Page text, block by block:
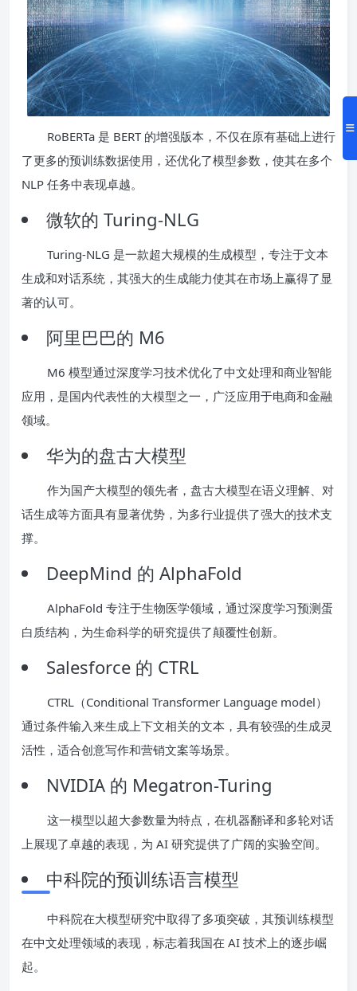
RoBERTa 是 BERT 的增强版本，不仅在原有基础上进行
了更多的预训练数据使用，还优化了模型参数，使其在多个
NLP 任务中表现卓越。
微软的 Turing-NLG
Turing-NLG 是一款超大规模的生成模型，专注于文本
生成和对话系统，其强大的生成能力使其在市场上赢得了显
著的认可。
阿里巴巴的 M6
M6 模型通过深度学习技术优化了中文处理和商业智能
应用，是国内代表性的大模型之一，广泛应用于电商和金融
领域。
华为的盘古大模型
作为国产大模型的领先者，盘古大模型在语义理解、对
话生成等方面具有显著优势，为多行业提供了强大的技术支
撑。
DeepMind 的 AlphaFold
AlphaFold 专注于生物医学领域，通过深度学习预测蛋
白质结构，为生命科学的研究提供了颠覆性创新。
Salesforce 的 CTRL
CTRL（Conditional Transformer Language model）
通过条件输入来生成上下文相关的文本，具有较强的生成灵
活性，适合创意写作和营销文案等场景。
NVIDIA 的 Megatron-Turing
这一模型以超大参数量为特点，在机器翻译和多轮对话
上展现了卓越的表现，为 AI 研究提供了广阔的实验空间。
中科院的预训练语言模型
中科院在大模型研究中取得了多项突破，其预训练模型
在中文处理领域的表现，标志着我国在 AI 技术上的逐步崛
起。